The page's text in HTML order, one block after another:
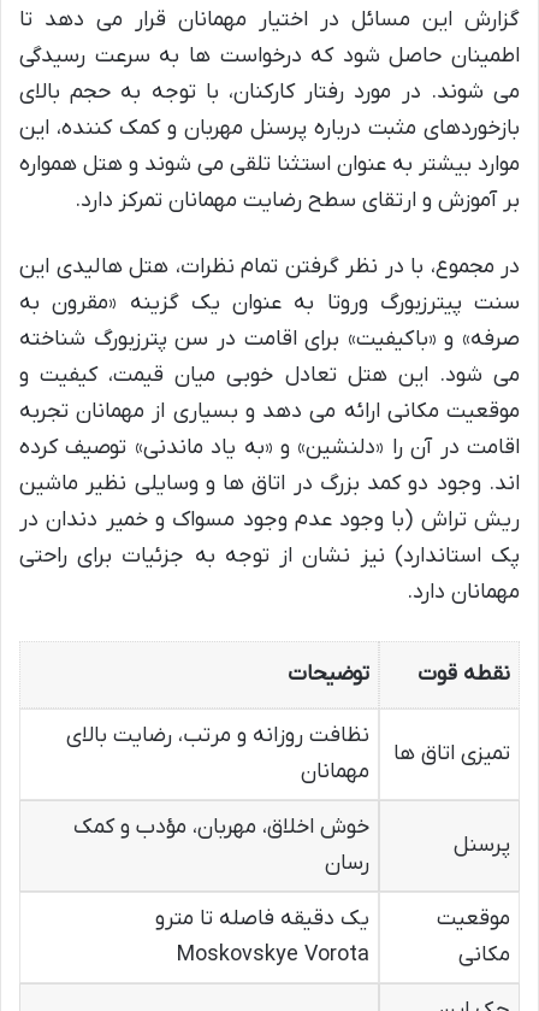
گزارش این مسائل در اختیار مهمانان قرار می دهد تا
اطمینان حاصل شود که درخواست ها به سرعت رسیدگی
می شوند. در مورد رفتار کارکنان، با توجه به حجم بالای
بازخوردهای مثبت درباره پرسنل مهربان و کمک کننده، این
موارد بیشتر به عنوان استثنا تلقی می شوند و هتل همواره
بر آموزش و ارتقای سطح رضایت مهمانان تمرکز دارد.
در مجموع، با در نظر گرفتن تمام نظرات، هتل هالیدی این
سنت پیترزبورگ وروتا به عنوان یک گزینه «مقرون به
صرفه» و «باکیفیت» برای اقامت در سن پترزبورگ شناخته
می شود. این هتل تعادل خوبی میان قیمت، کیفیت و
موقعیت مکانی ارائه می دهد و بسیاری از مهمانان تجربه
اقامت در آن را «دلنشین» و «به یاد ماندنی» توصیف کرده
اند. وجود دو کمد بزرگ در اتاق ها و وسایلی نظیر ماشین
ریش تراش (با وجود عدم وجود مسواک و خمیر دندان در
پک استاندارد) نیز نشان از توجه به جزئیات برای راحتی
مهمانان دارد.
نقطه قوت توضیحات
تمیزی اتاق ها
نظافت روزانه و مرتب، رضایت بالای
مهمانان
پرسنل
خوش اخلاق، مهربان، مؤدب و کمک
رسان
موقعیت
مکانی
یک دقیقه فاصله تا مترو
Moskovskye Vorota